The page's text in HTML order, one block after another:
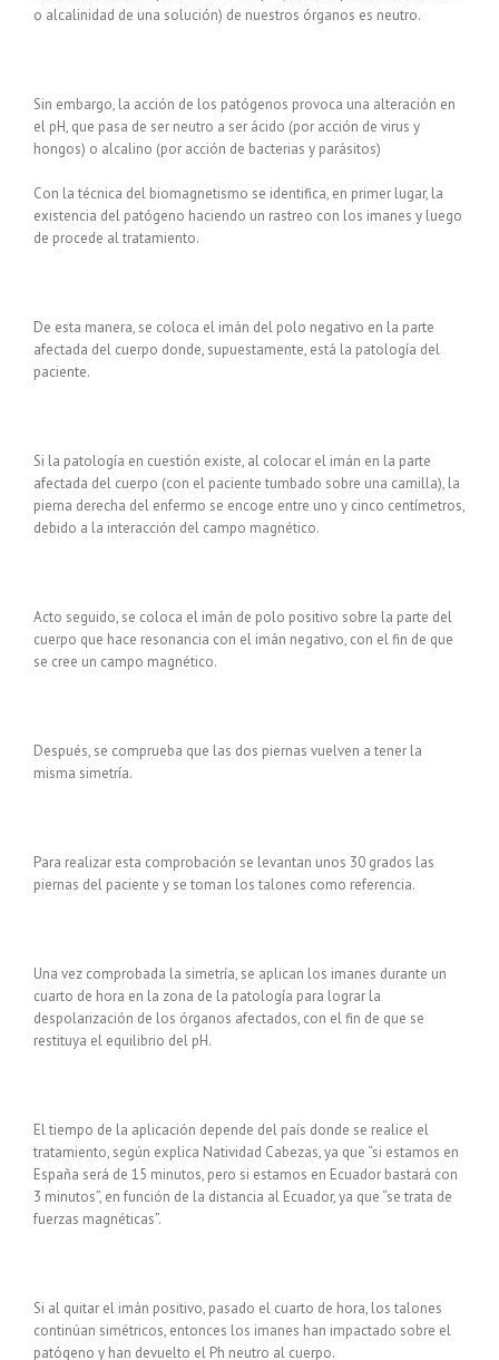
o alcalinidad de una solución) de nuestros órganos es neutro.
Sin embargo, la acción de los patógenos provoca una alteración en
el pH, que pasa de ser neutro a ser ácido (por acción de virus y
hongos) o alcalino (por acción de bacterias y parásitos)
Con la técnica del biomagnetismo se identifica, en primer lugar, la
existencia del patógeno haciendo un rastreo con los imanes y luego
de procede al tratamiento.
De esta manera, se coloca el imán del polo negativo en la parte
afectada del cuerpo donde, supuestamente, está la patología del
paciente.
Si la patología en cuestión existe, al colocar el imán en la parte
afectada del cuerpo (con el paciente tumbado sobre una camilla), la
pierna derecha del enfermo se encoge entre uno y cinco centímetros,
debido a la interacción del campo magnético.
Acto seguido, se coloca el imán de polo positivo sobre la parte del
cuerpo que hace resonancia con el imán negativo, con el fin de que
se cree un campo magnético.
Después, se comprueba que las dos piernas vuelven a tener la
misma simetría.
Para realizar esta comprobación se levantan unos 30 grados las
piernas del paciente y se toman los talones como referencia.
Una vez comprobada la simetría, se aplican los imanes durante un
cuarto de hora en la zona de la patología para lograr la
despolarización de los órganos afectados, con el fin de que se
restituya el equilibrio del pH.
El tiempo de la aplicación depende del país donde se realice el
tratamiento, según explica Natividad Cabezas, ya que “si estamos en
España será de 15 minutos, pero si estamos en Ecuador bastará con
3 minutos”, en función de la distancia al Ecuador, ya que “se trata de
fuerzas magnéticas”.
Si al quitar el imán positivo, pasado el cuarto de hora, los talones
continúan simétricos, entonces los imanes han impactado sobre el
patógeno y han devuelto el Ph neutro al cuerpo.